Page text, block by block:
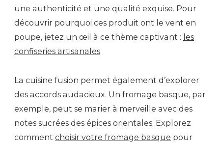
une authenticité et une qualité exquise. Pour
découvrir pourquoi ces produit ont le vent en
poupe, jetez un œil à ce thème captivant : les
confiseries artisanales.
La cuisine fusion permet également d’explorer
des accords audacieux. Un fromage basque, par
exemple, peut se marier à merveille avec des
notes sucrées des épices orientales. Explorez
comment choisir votre fromage basque pour